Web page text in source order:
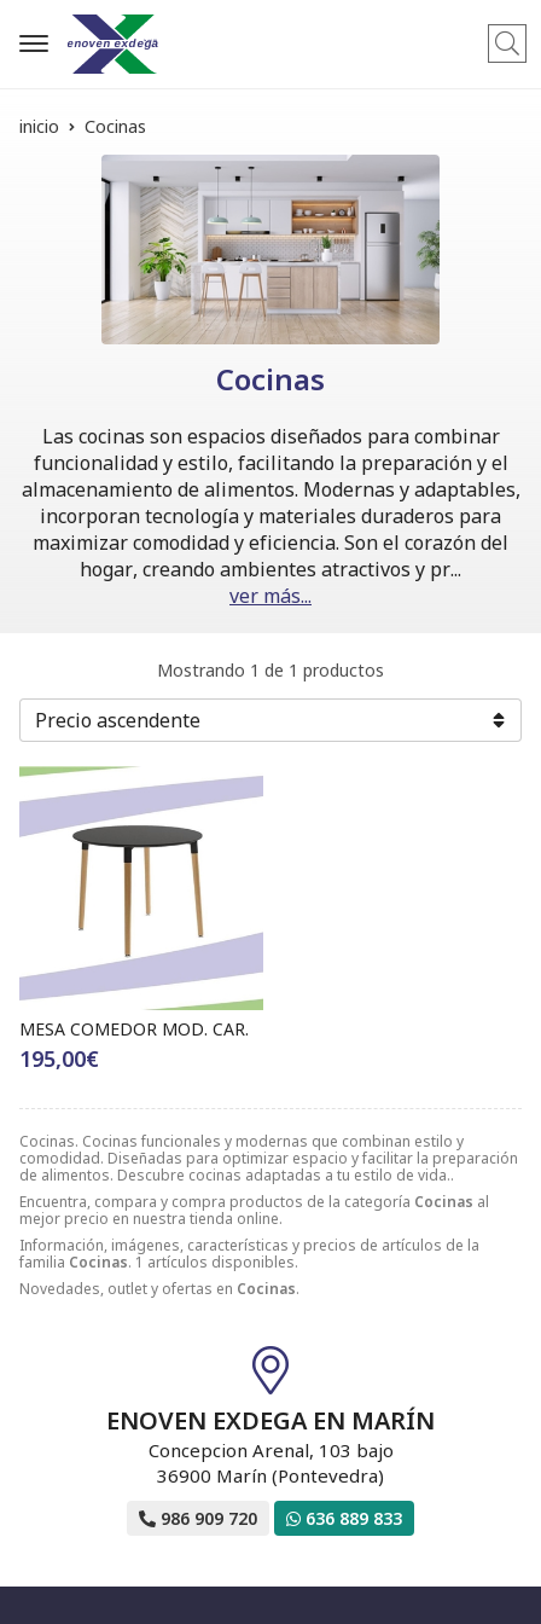
inicio Cocinas
Cocinas
Las cocinas son espacios diseñados para combinar
funcionalidad y estilo, facilitando la preparación y el
almacenamiento de alimentos. Modernas y adaptables,
incorporan tecnología y materiales duraderos para
maximizar comodidad y eficiencia. Son el corazón del
hogar, creando ambientes atractivos y pr...
ver más...
Cocinas. Cocinas funcionales y modernas que combinan estilo y
comodidad. Diseñadas para optimizar espacio y facilitar la preparación
de alimentos. Descubre cocinas adaptadas a tu estilo de vida..
Encuentra, compara y compra productos de la categoría Cocinas al
mejor precio en nuestra tienda online.
Información, imágenes, características y precios de artículos de la
familia Cocinas. 1 artículos disponibles.
Novedades, outlet y ofertas en Cocinas.
Mostrando 1 de 1 productos
MESA COMEDOR MOD. CAR.
195,00€
ENOVEN EXDEGA EN MARÍN
Concepcion Arenal, 103 bajo
36900 Marín (Pontevedra)
986 909 720 636 889 833